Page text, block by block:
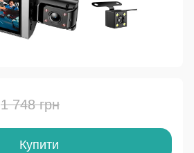
1 748 грн
Купити